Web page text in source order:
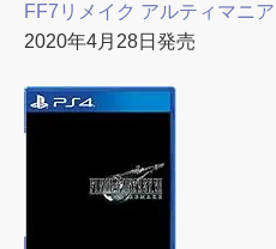
FF7リメイク アルティマニア
2020年4月28日発売